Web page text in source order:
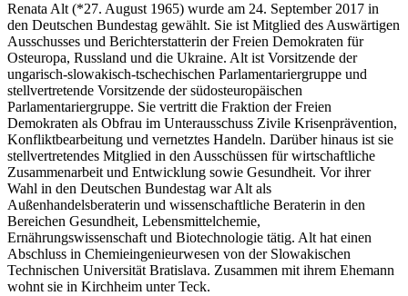
Renata Alt (*27. August 1965) wurde am 24. September 2017 in
den Deutschen Bundestag gewählt. Sie ist Mitglied des Auswärtigen
Ausschusses und Berichterstatterin der Freien Demokraten für
Osteuropa, Russland und die Ukraine. Alt ist Vorsitzende der
ungarisch-slowakisch-tschechischen Parlamentariergruppe und
stellvertretende Vorsitzende der südosteuropäischen
Parlamentariergruppe. Sie vertritt die Fraktion der Freien
Demokraten als Obfrau im Unterausschuss Zivile Krisenprävention,
Konfliktbearbeitung und vernetztes Handeln. Darüber hinaus ist sie
stellvertretendes Mitglied in den Ausschüssen für wirtschaftliche
Zusammenarbeit und Entwicklung sowie Gesundheit. Vor ihrer
Wahl in den Deutschen Bundestag war Alt als
Außenhandelsberaterin und wissenschaftliche Beraterin in den
Bereichen Gesundheit, Lebensmittelchemie,
Ernährungswissenschaft und Biotechnologie tätig. Alt hat einen
Abschluss in Chemieingenieurwesen von der Slowakischen
Technischen Universität Bratislava. Zusammen mit ihrem Ehemann
wohnt sie in Kirchheim unter Teck.